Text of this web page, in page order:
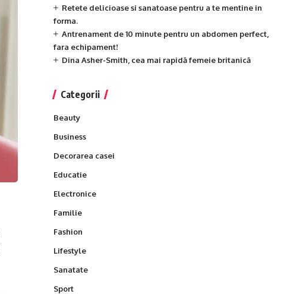
Retete delicioase si sanatoase pentru a te mentine in
forma.
Antrenament de 10 minute pentru un abdomen perfect,
fara echipament!
Dina Asher-Smith, cea mai rapidă femeie britanică
Categorii
Beauty
Business
Decorarea casei
Educatie
Electronice
Familie
Fashion
Lifestyle
Sanatate
Sport